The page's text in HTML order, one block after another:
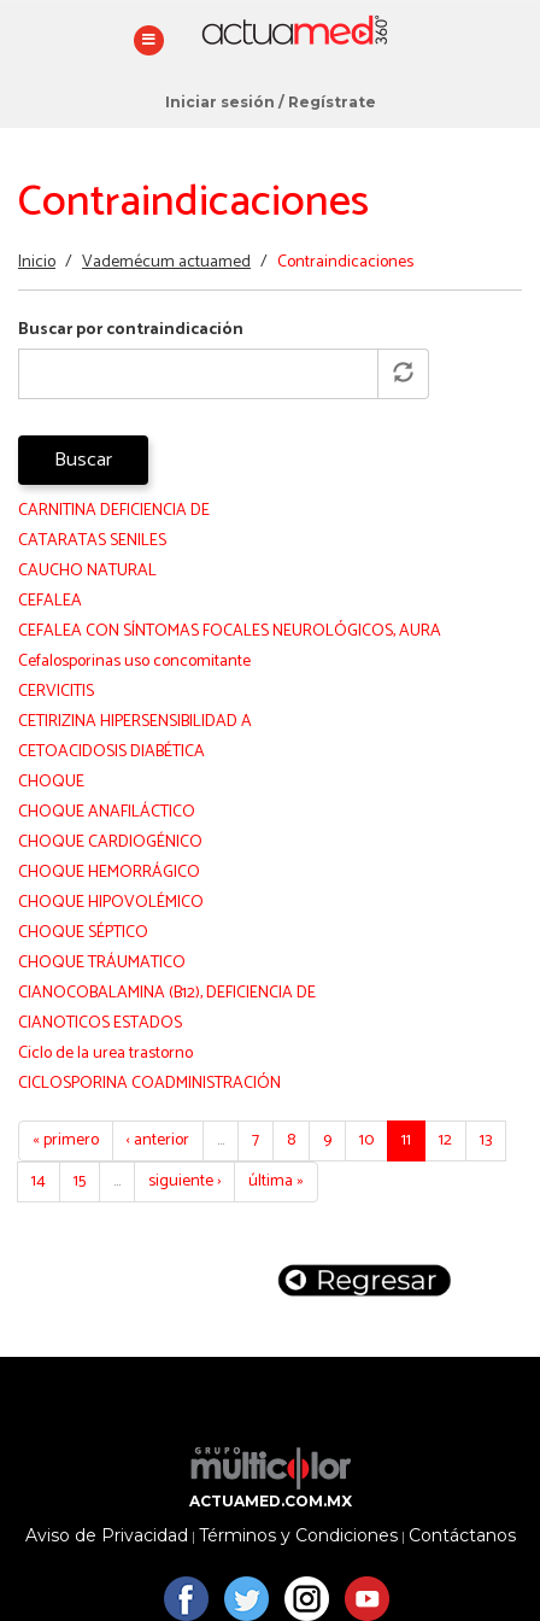
Iniciar sesión / Regístrate
Contraindicaciones
Estás
aquí
Inicio / Vademécum actuamed / Contraindicaciones
Buscar por contraindicación
Buscar
CARNITINA DEFICIENCIA DE
CATARATAS SENILES
CAUCHO NATURAL
CEFALEA
CEFALEA CON SÍNTOMAS FOCALES NEUROLÓGICOS, AURA
Cefalosporinas uso concomitante
CERVICITIS
CETIRIZINA HIPERSENSIBILIDAD A
CETOACIDOSIS DIABÉTICA
CHOQUE
CHOQUE ANAFILÁCTICO
CHOQUE CARDIOGÉNICO
CHOQUE HEMORRÁGICO
CHOQUE HIPOVOLÉMICO
CHOQUE SÉPTICO
CHOQUE TRÁUMATICO
CIANOCOBALAMINA (B12), DEFICIENCIA DE
CIANOTICOS ESTADOS
Ciclo de la urea trastorno
CICLOSPORINA COADMINISTRACIÓN
« primero ‹ anterior … 7 8 9 10 11 12
13
14
15 … siguiente › última »
ACTUAMED.COM.MX
Aviso de Privacidad | Términos y Condiciones | Contáctanos